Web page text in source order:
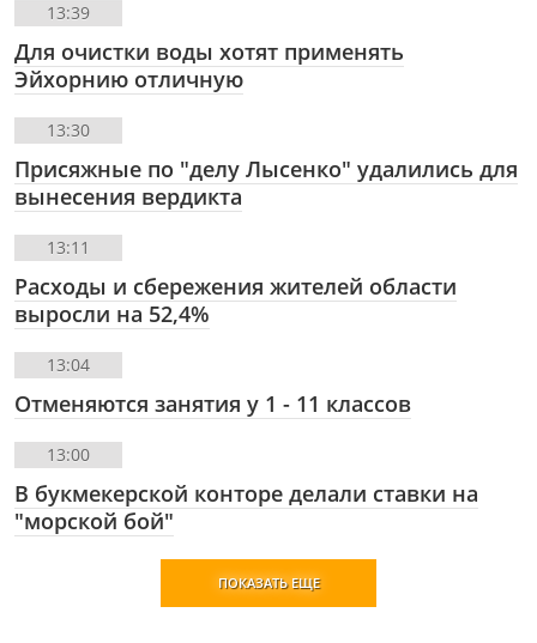
13:39
Для очистки воды хотят применять
Эйхорнию отличную
13:30
Присяжные по "делу Лысенко" удалились для
вынесения вердикта
13:11
Расходы и сбережения жителей области
выросли на 52,4%
13:04
Отменяются занятия у 1 - 11 классов
13:00
В букмекерской конторе делали ставки на
"морской бой"
ПОКАЗАТЬ ЕЩЕ